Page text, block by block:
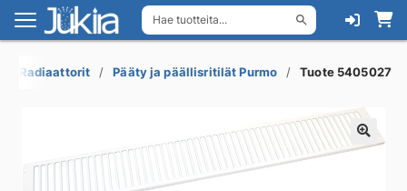
Hae tuotteita...
Siirry
navigointiin
Siirry
sisältöön
Radiaattorit Pääty ja päällisritilät Purmo Tuote 5405027